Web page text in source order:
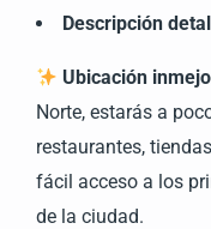
Descripción
Ubicación
Norte, estarás a
restaurantes,
fácil acceso a los
de la ciudad.